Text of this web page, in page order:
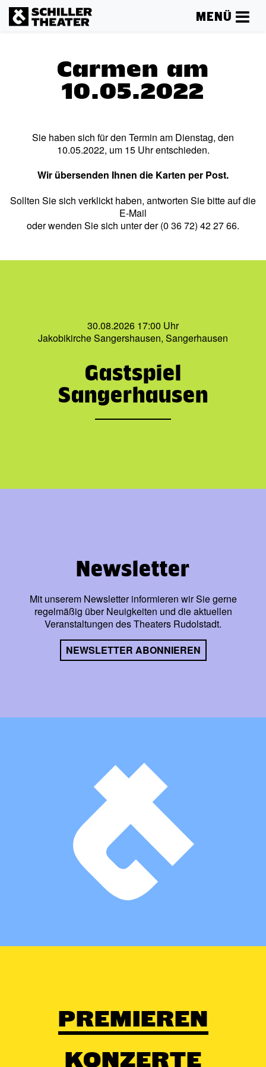
MENÜ
Carmen am
10.05.2022
Sie haben sich für den Termin am Dienstag, den
10.05.2022, um 15 Uhr entschieden.
Wir übersenden Ihnen die Karten per Post.
Sollten Sie sich verklickt haben, antworten Sie bitte auf die
E-Mail
oder wenden Sie sich unter der (0 36 72) 42 27 66.
30.08.2026 17:00 Uhr
Jakobikirche Sangershausen, Sangerhausen
Gastspiel
Sangerhausen
Newsletter
Mit unserem Newsletter informieren wir Sie gerne
regelmäßig über Neuigkeiten und die aktuellen
Veranstaltungen des Theaters Rudolstadt.
NEWSLETTER ABONNIEREN
PREMIEREN
KONZERTE